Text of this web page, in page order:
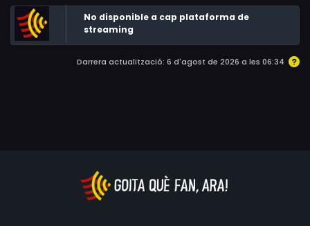
completament.No disponible a cap plataforma de
streaming
Darrera actualització: 6 d'agost de 2026 a les 06:34